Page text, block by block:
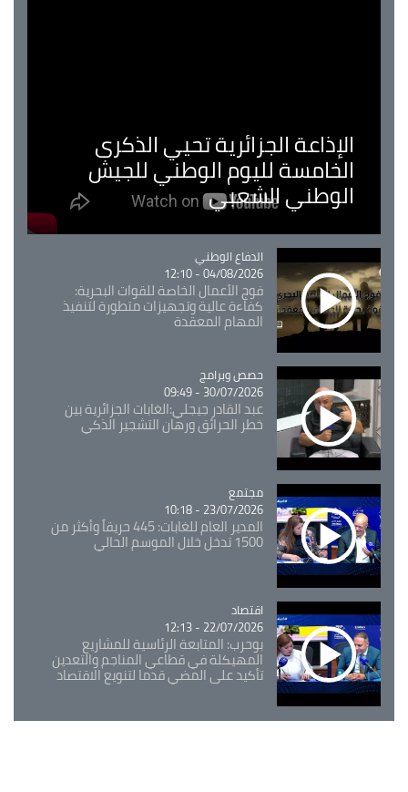
الإذاعة الجزائرية تحيي الذكرى
الخامسة لليوم الوطني للجيش
الوطني الشعبي
Catégorie
الدفاع الوطني
04/08/2026 - 12:10
فوج الأعمال الخاصة للقوات البحرية:
كفاءة عالية وتجهيزات متطورة لتنفيذ
المهام المعقدة
Catégorie
حصص وبرامج
30/07/2026 - 09:49
عبد القادر جيجلي:الغابات الجزائرية بين
خطر الحرائق ورهان التشجير الذكي
Catégorie
مجتمع
23/07/2026 - 10:18
المدير العام للغابات: 445 حريقاً وأكثر من
1500 تدخل خلال الموسم الحالي
Catégorie
اقتصاد
22/07/2026 - 12:13
بوحرب: المتابعة الرئاسية للمشاريع
المهيكلة في قطاعي المناجم والتعدين
تأكيد على المضي قدما لتنويع الاقتصاد